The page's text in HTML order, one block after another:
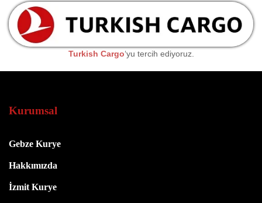
Turkish Cargo‘yu tercih ediyoruz.
Kurumsal
Gebze Kurye
Hakkımızda
İzmit Kurye